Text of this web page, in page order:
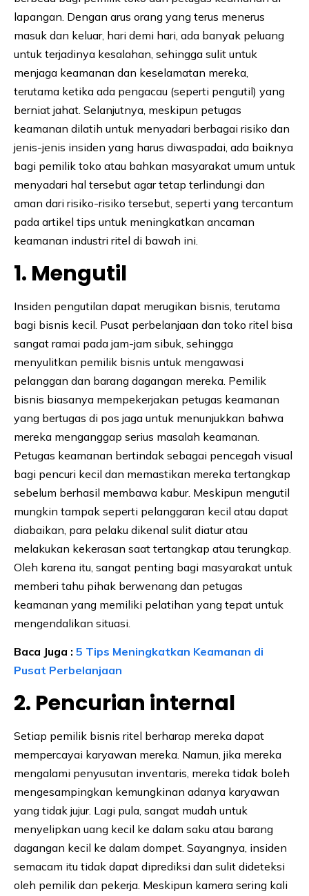
lapangan. Dengan arus orang yang terus menerus
masuk dan keluar, hari demi hari, ada banyak peluang
untuk terjadinya kesalahan, sehingga sulit untuk
menjaga keamanan dan keselamatan mereka,
terutama ketika ada pengacau (seperti pengutil) yang
berniat jahat. Selanjutnya, meskipun petugas
keamanan dilatih untuk menyadari berbagai risiko dan
jenis-jenis insiden yang harus diwaspadai, ada baiknya
bagi pemilik toko atau bahkan masyarakat umum untuk
menyadari hal tersebut agar tetap terlindungi dan
aman dari risiko-risiko tersebut, seperti yang tercantum
pada artikel tips untuk meningkatkan ancaman
keamanan industri ritel di bawah ini.
1. Mengutil
Insiden pengutilan dapat merugikan bisnis, terutama
bagi bisnis kecil. Pusat perbelanjaan dan toko ritel bisa
sangat ramai pada jam-jam sibuk, sehingga
menyulitkan pemilik bisnis untuk mengawasi
pelanggan dan barang dagangan mereka. Pemilik
bisnis biasanya mempekerjakan petugas keamanan
yang bertugas di pos jaga untuk menunjukkan bahwa
mereka menganggap serius masalah keamanan.
Petugas keamanan bertindak sebagai pencegah visual
bagi pencuri kecil dan memastikan mereka tertangkap
sebelum berhasil membawa kabur. Meskipun mengutil
mungkin tampak seperti pelanggaran kecil atau dapat
diabaikan, para pelaku dikenal sulit diatur atau
melakukan kekerasan saat tertangkap atau terungkap.
Oleh karena itu, sangat penting bagi masyarakat untuk
memberi tahu pihak berwenang dan petugas
keamanan yang memiliki pelatihan yang tepat untuk
mengendalikan situasi.
Baca Juga : 5 Tips Meningkatkan Keamanan di
Pusat Perbelanjaan
2. Pencurian internal
Setiap pemilik bisnis ritel berharap mereka dapat
mempercayai karyawan mereka. Namun, jika mereka
mengalami penyusutan inventaris, mereka tidak boleh
mengesampingkan kemungkinan adanya karyawan
yang tidak jujur. Lagi pula, sangat mudah untuk
menyelipkan uang kecil ke dalam saku atau barang
dagangan kecil ke dalam dompet. Sayangnya, insiden
semacam itu tidak dapat diprediksi dan sulit dideteksi
oleh pemilik dan pekerja. Meskipun kamera sering kali